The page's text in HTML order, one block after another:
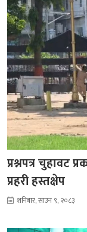
प्रश्नपत्र चुहावट
प्रहरी हस्तक्षेप
शनिबार, साउन ९, २०८३